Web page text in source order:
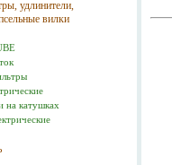
удлинители,
вилки
на катушках